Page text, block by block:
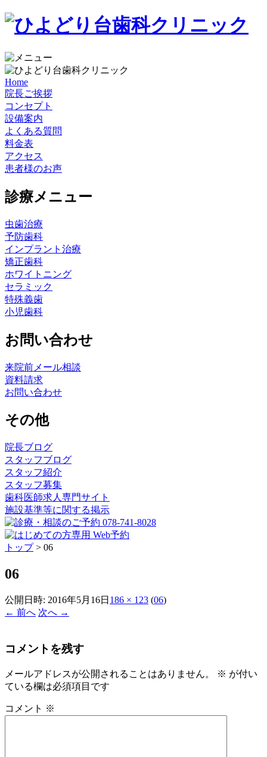
Home
院長ご挨拶
コンセプト
設備案内
よくある質問
料金表
アクセス
患者様のお声
診療メニュー
虫歯治療
予防歯科
インプラント治療
矯正歯科
ホワイトニング
セラミック
特殊義歯
小児歯科
お問い合わせ
来院前メール相談
資料請求
お問い合わせ
その他
院長ブログ
スタッフブログ
スタッフ紹介
スタッフ募集
歯科医師求人専門サイト
施設基準等に関する掲示
トップ> 06
06
公開日時: 2016年5月16日 186 × 123 (06)
← 前へ 次へ →
コメントを残す
メールアドレスが公開されることはありません。 ※ が付い
ている欄は必須項目です
コメント ※